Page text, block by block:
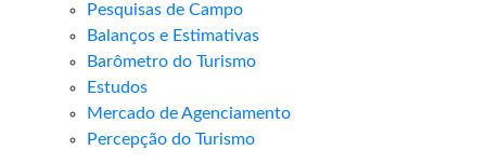
Pesquisas de Campo
Balanços e Estimativas
Barômetro do Turismo
Estudos
Mercado de Agenciamento
Percepção do Turismo